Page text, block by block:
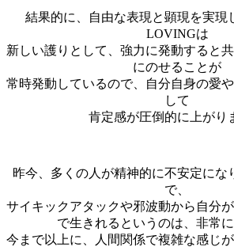
結果的に、自由な表現と顕現を実現
LOVINGは
新しい護りとして、強力に発動すると
にのせることが
常時発動しているので、自分自身の愛
して
肯定感が圧倒的に上がり
昨今、多くの人が精神的に不安定にな
で、
サイキックアタックや邪波動から自分
で生きれるというのは、非常に
今まで以上に、人間関係で複雑な感じ